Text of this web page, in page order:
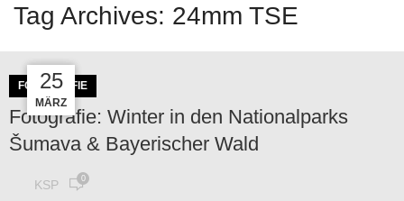
Tag Archives: 24mm TSE
14
FEB.
FOTOGRAFIE
Fotografie: Winter in den Nationalparks
Šumava & Bayerischer Wald
KSP 0
23
JAN.
25
MÄRZ